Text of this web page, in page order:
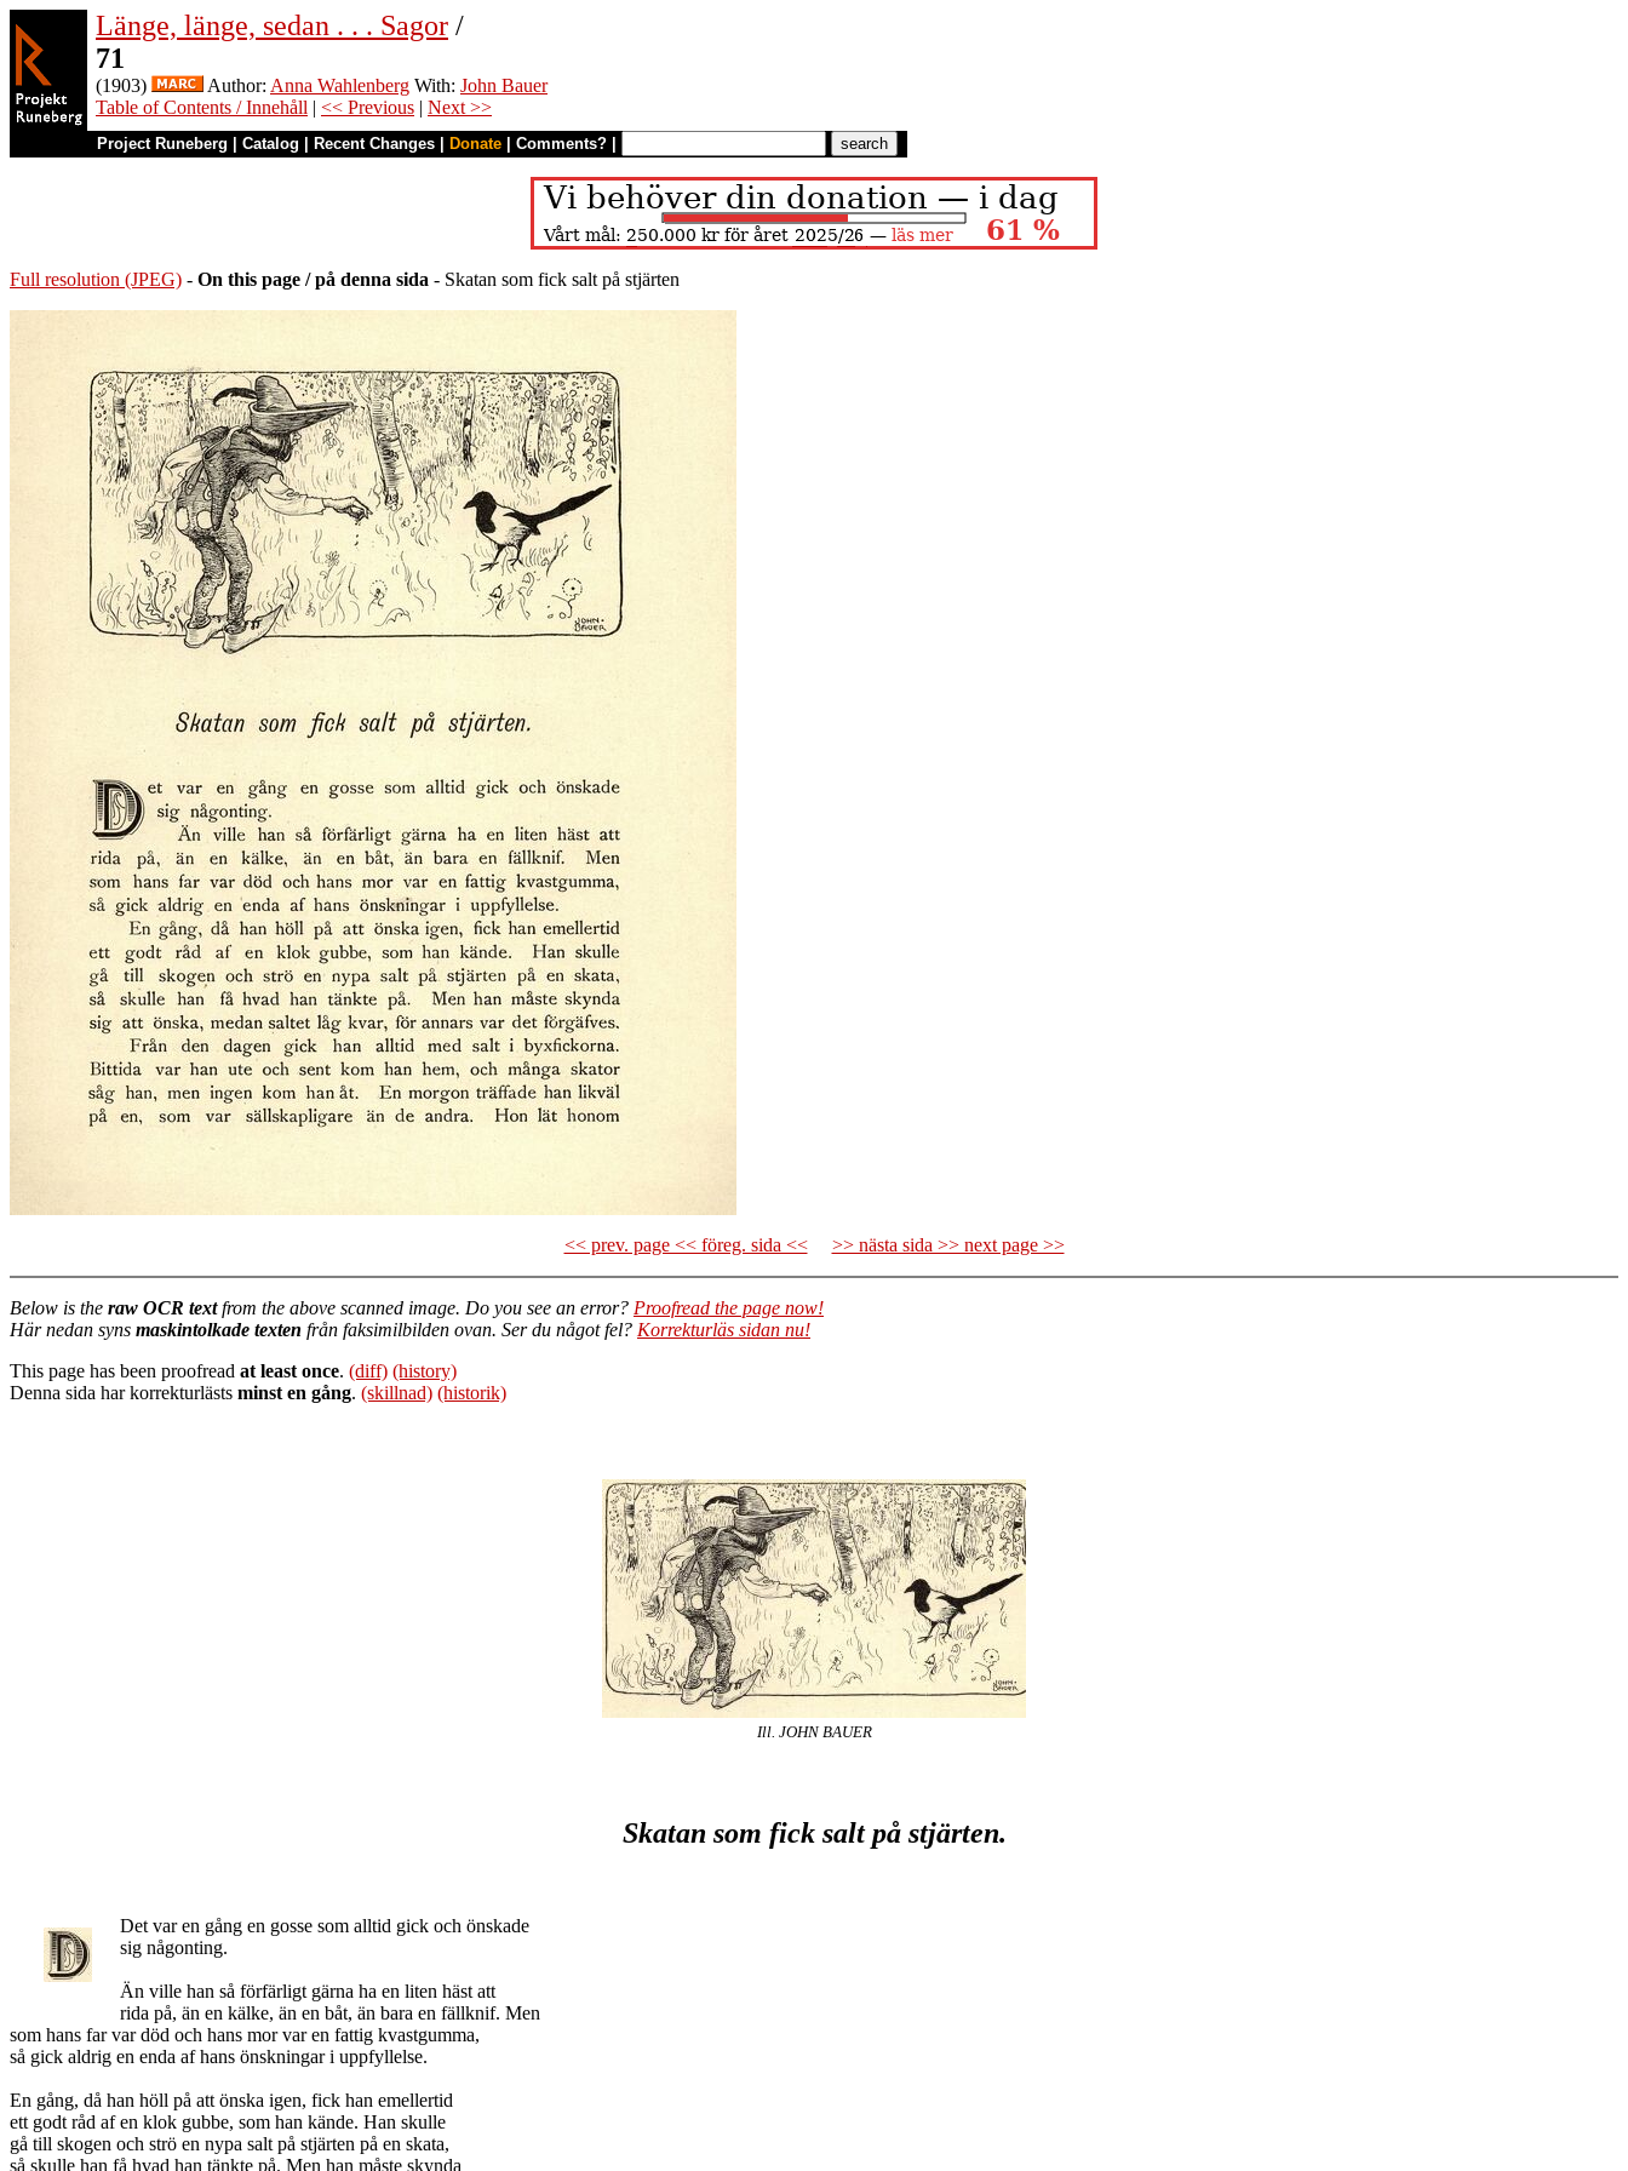
Länge, länge, sedan . . . Sagor /
71
(1903) Author: Anna Wahlenberg With: John Bauer
Table of Contents / Innehåll | << Previous | Next >>
Project Runeberg Catalog Recent Changes Donate Comments?
Full resolution (JPEG) - On this page / på denna sida - Skatan som fick salt på stjärten
<< prev. page << föreg. sida << >> nästa sida >> next page >>
Below is the raw OCR textfrom the above scanned image. Do you see an error? Proofread the page now!
Här nedan syns maskintolkade texten från faksimilbilden ovan. Ser du något fel? Korrekturläs sidan nu!
This page has been proofread at least once. (diff) (history)
Denna sida har korrekturlästs minst en gång. (skillnad) (historik)
Ill. JOHN BAUER
Skatan som fick salt på stjärten.
Det var en gång en gosse som alltid gick och önskade
sig någonting.
Än ville han så förfärligt gärna ha en liten häst att
rida på, än en kälke, än en båt, än bara en fällknif. Men
som hans far var död och hans mor var en fattig kvastgumma,
så gick aldrig en enda af hans önskningar i uppfyllelse.
En gång, då han höll på att önska igen, fick han emellertid
ett godt råd af en klok gubbe, som han kände. Han skulle
gå till skogen och strö en nypa salt på stjärten på en skata,
så skulle han få hvad han tänkte på. Men han måste skynda